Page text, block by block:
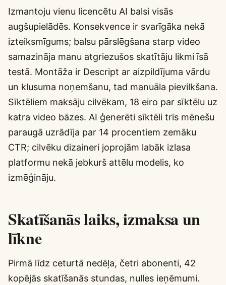
Izmantoju vienu licencētu AI balsi visās
augšupielādēs. Konsekvence ir svarīgāka nekā
izteiksmīgums; balsu pārslēgšana starp video
samazināja manu atgriezušos skatītāju likmi īsā
testā. Montāža ir Descript ar aizpildījuma vārdu
un klusuma noņemšanu, tad manuāla pievilkšana.
Sīktēliem maksāju cilvēkam, 18 eiro par sīktēlu uz
katra video bāzes. AI ģenerēti sīktēli trīs mēnešu
paraugā uzrādīja par 14 procentiem zemāku
CTR; cilvēku dizaineri joprojām labāk izlasa
platformu nekā jebkurš attēlu modelis, ko
izmēģināju.
Skatīšanās laiks, izmaksa un
līkne
Pirmā līdz ceturtā nedēļa, četri abonenti, 42
kopējās skatīšanās stundas, nulles ieņēmumi.